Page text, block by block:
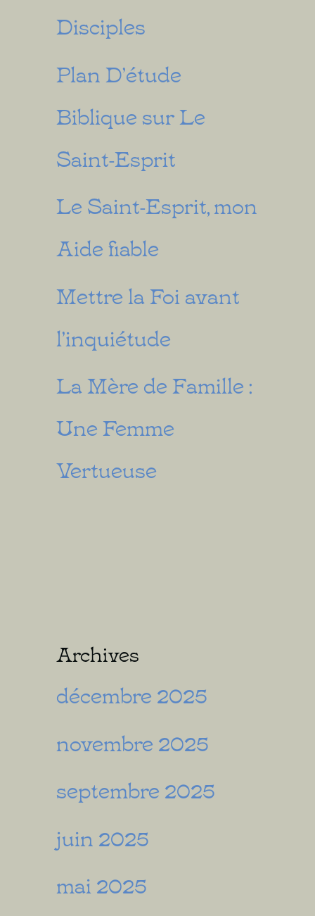
Disciples
Plan D’étude
Biblique sur Le
Saint-Esprit
Le Saint-Esprit, mon
Aide fiable
Mettre la Foi avant
l’inquiétude
La Mère de Famille :
Une Femme
Vertueuse
Archives
décembre 2025
novembre 2025
septembre 2025
juin 2025
mai 2025